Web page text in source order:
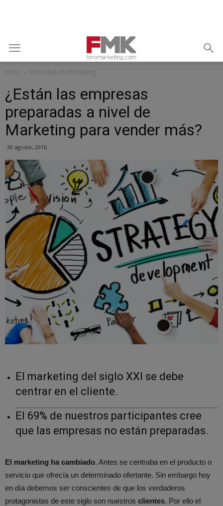
Inicio Encuestas de Marketing
¿Están las empresas
preparadas a nivel de
Marketing para vender más?
30 agosto, 2016
El marketing del siglo XXI se debe
centrar en el cliente.
El 69% de nuestros participantes cree
que las empresas no están preparadas.
El marketing ha cambiado. Antes se centraba en el producto o
servicio que ofrecía un determinado ofertante. Sin embargo hoy
en día debemos ser conscientes de que los verdaderos
protagonistas de este siglo son nuestros clientes. Por ello el